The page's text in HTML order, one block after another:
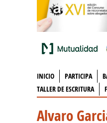
INICIO PARTICIPA
TALLER DE ESCRITURA
Alvaro